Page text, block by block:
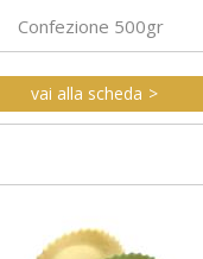
Confezione 500gr
vai alla scheda